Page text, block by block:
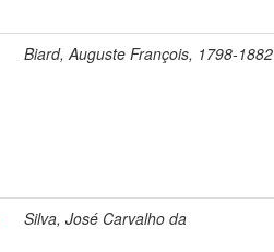
Biard, Auguste François, 1798-1882
Silva, José Carvalho da